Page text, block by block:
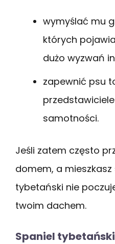
wymyślać mu
których
dużo wyzwań
zapewnić psu
samotności.
Jeśli zatem często
domem, a
tybetański nie
twoim dachem.
Spaniel